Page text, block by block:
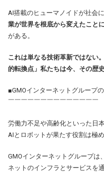
AI搭載のヒューマノイドが社会
業が世界を根底から変えたこと
がある。
これは単なる技術革新ではない
的転換点」私たちは今、その歴
■GMOインターネットグループ
￣￣￣￣￣￣￣￣￣￣￣￣￣￣
労働力不足や高齢化といった日
AIとロボットが果たす役割は極め
GMOインターネットグループは
ネットのインフラとサービスを